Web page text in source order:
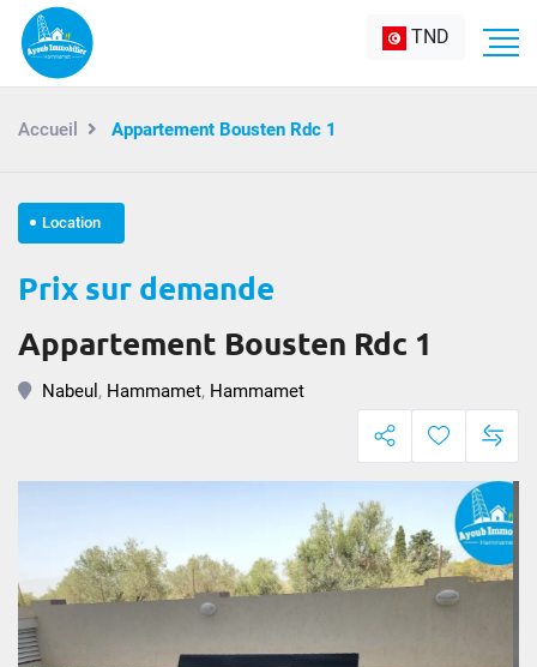
TND
Accueil Appartement Bousten Rdc 1
Location
Prix sur demande
Appartement Bousten Rdc 1
Nabeul , Hammamet, Hammamet